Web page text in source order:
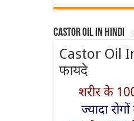
Castor Oil In Hindi
Castor Oil
फायदे